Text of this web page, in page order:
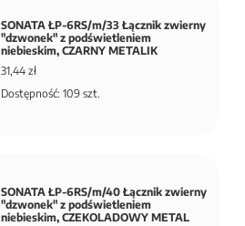
SONATA ŁP-6RS/m/33 Łącznik zwierny
"dzwonek" z podświetleniem
niebieskim, CZARNY METALIK
31,44 zł
Dostępność: 109 szt.
SONATA ŁP-6RS/m/40 Łącznik zwierny
"dzwonek" z podświetleniem
niebieskim, CZEKOLADOWY METAL